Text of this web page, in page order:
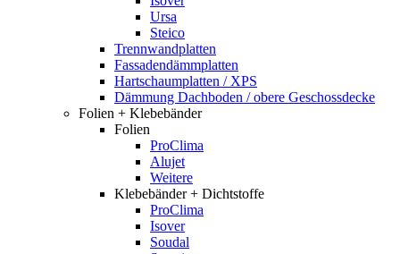
Ursa
Steico
Trennwandplatten
Fassadendämmplatten
Hartschaumplatten / XPS
Dämmung Dachboden / obere Geschossdecke
Folien + Klebebänder
Folien
ProClima
Alujet
Weitere
Klebebänder + Dichtstoffe
ProClima
Isover
Soudal